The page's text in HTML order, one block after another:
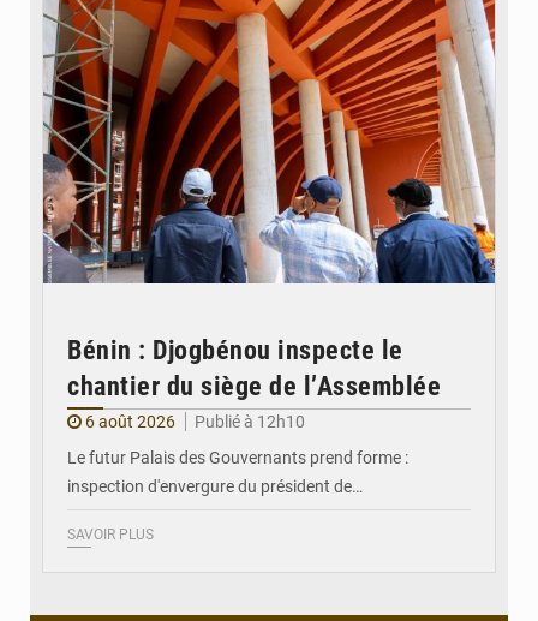
Bénin : Djogbénou inspecte le
chantier du siège de l’Assemblée
6 août 2026
Publié à 12h10
Le futur Palais des Gouvernants prend forme :
inspection d'envergure du président de…
SAVOIR PLUS